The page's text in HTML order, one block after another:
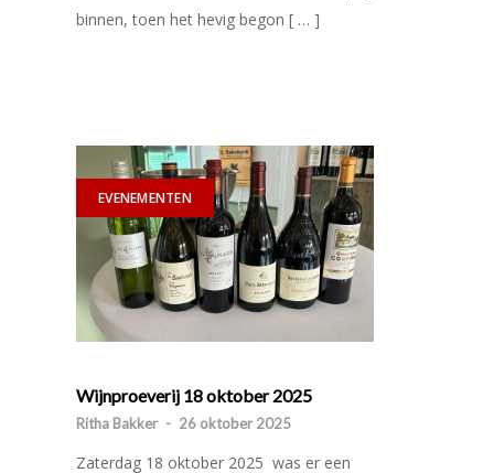
binnen, toen het hevig begon [ … ]
EVENEMENTEN
Wijnproeverij 18 oktober 2025
Ritha Bakker - 26 oktober 2025
Zaterdag 18 oktober 2025 was er een